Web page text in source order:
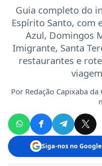
Guia completo do
Espírito Santo, com
Azul, Domingos
Imigrante, Santa
restaurantes e
Por Redação Capixaba da
Siga-nos no Google